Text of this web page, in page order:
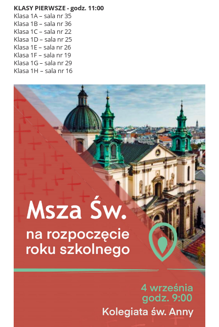
KLASY PIERWSZE - godz. 11:00
Klasa 1A – sala nr 35
Klasa 1B – sala nr 36
Klasa 1C – sala nr 22
Klasa 1D – sala nr 25
Klasa 1E – sala nr 26
Klasa 1F – sala nr 19
Klasa 1G – sala nr 29
Klasa 1H – sala nr 16